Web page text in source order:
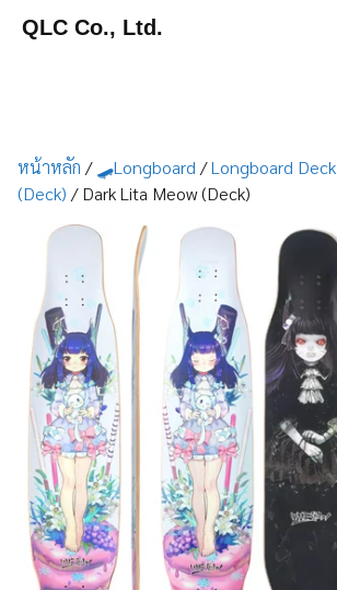
QLC Co., Ltd.
หน้าหลัก / 🛹Longboard /Longboard Deck
(Deck) / Dark Lita Meow (Deck)